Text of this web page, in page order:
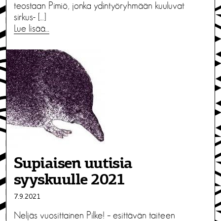
teostaan Pimiö, jonka ydintyöryhmään kuuluvat
sirkus- […]
Lue lisää…
Supiaisen uutisia
syyskuulle 2021
7.9.2021
Neljäs vuosittainen Pilke! – esittävän taiteen